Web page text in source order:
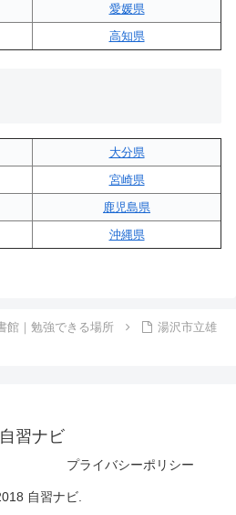
愛媛県
高知県
大分県
宮崎県
鹿児島県
沖縄県
館｜勉強できる場所
湯沢市立雄
自習ナビ
プライバシーポリシー
自習ナビ.